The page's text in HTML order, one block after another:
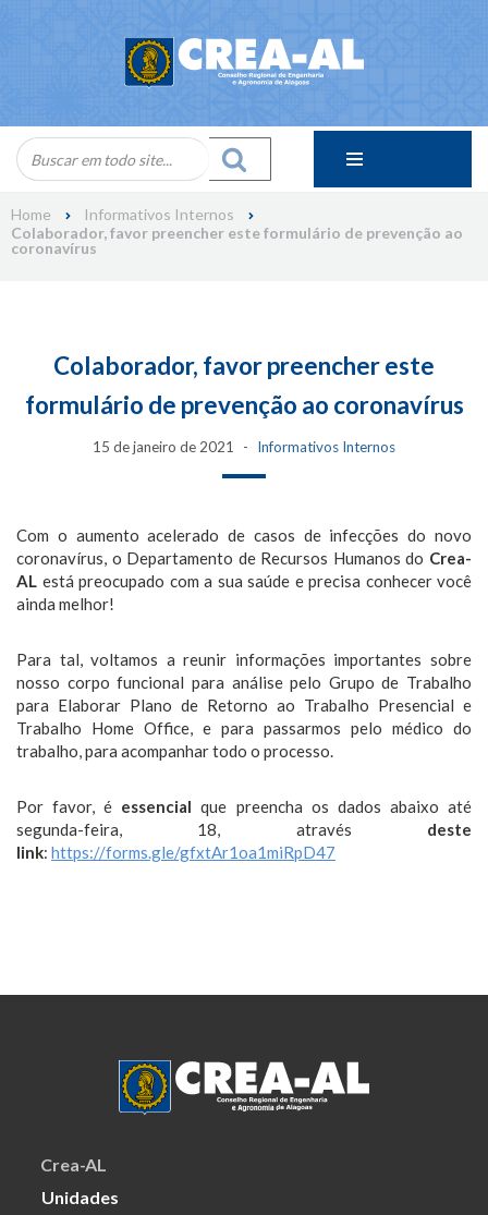
Home
Informativos Internos
Colaborador, favor preencher este formulário de prevenção ao
coronavírus
Colaborador, favor preencher este
formulário de prevenção ao coronavírus
15 de janeiro de 2021 Informativos Internos
Com o aumento acelerado de casos de infecções do novo
coronavírus, o Departamento de Recursos Humanos do Crea-
AL está preocupado com a sua saúde e precisa conhecer você
ainda melhor!
Para tal, voltamos a reunir informações importantes sobre
nosso corpo funcional para análise pelo Grupo de Trabalho
para Elaborar Plano de Retorno ao Trabalho Presencial e
Trabalho Home Office, e para passarmos pelo médico do
trabalho, para acompanhar todo o processo.
Por favor, é essencial que preencha os dados abaixo até
segunda-feira, 18, através deste
link: https://forms.gle/gfxtAr1oa1miRpD47
Crea-AL
Unidades